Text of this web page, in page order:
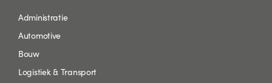
Administratie
Automotive
Bouw
Logistiek & Transport